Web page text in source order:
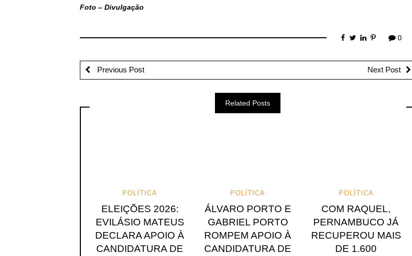
Foto – Divulgação
0
Previous Post Next Post
Related Posts
POLÍTICA
ELEIÇÕES 2026:
EVILÁSIO MATEUS
DECLARA APOIO À
CANDIDATURA DE
POLÍTICA
ÁLVARO PORTO E
GABRIEL PORTO
ROMPEM APOIO À
CANDIDATURA DE
POLÍTICA
COM RAQUEL,
PERNAMBUCO JÁ
RECUPEROU MAIS
DE 1.600